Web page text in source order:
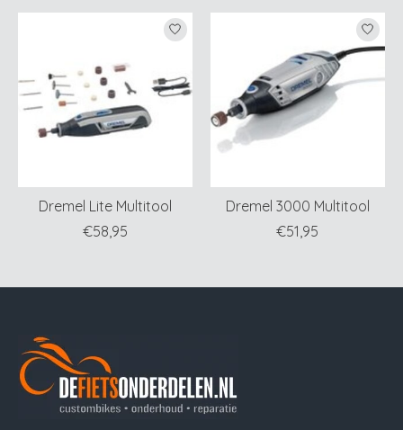
Dremel Lite Multitool
€58,95
Dremel 3000 Multitool
€51,95